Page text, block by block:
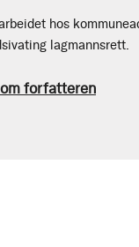
hos
lagmannsrett.
forfatteren